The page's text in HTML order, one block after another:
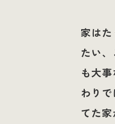
家は
たい
も大
わり
てた